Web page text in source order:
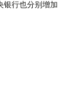
银行也分别增加